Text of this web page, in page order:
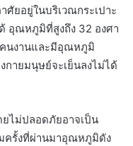
ยอยู่ในบริเวณกระเปาะ
อุณหภูมิที่สูงถึง 32 องศา
คนงานและมีอุณหภูมิ
กายมนุษย์จะเย็นลงไม่ได้
ไม่ปลอดภัยอาจเป็น
ครั้งที่ผ่านมาอุณหภูมิดัง